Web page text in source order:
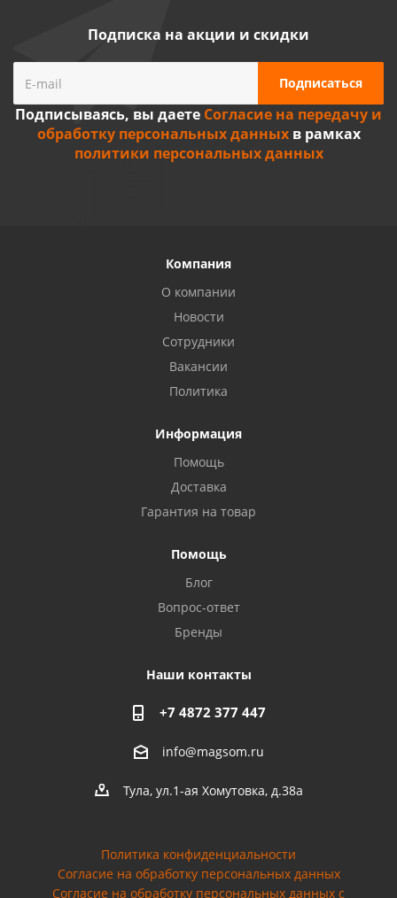
Подписка на акции и скидки
Подписываясь, вы даете Согласие на передачу и
обработку персональных данныхв рамках
политики персональных данных
Компания
О компании
Новости
Сотрудники
Вакансии
Политика
Информация
Помощь
Доставка
Гарантия на товар
Помощь
Блог
Вопрос-ответ
Бренды
Наши контакты
+7 4872 377 447
info@magsom.ru
Тула, ул.1-ая Хомутовка, д.38а
Политика конфиденциальности
Согласие на обработку персональных данных
Cогласие на обработку персональных данных с